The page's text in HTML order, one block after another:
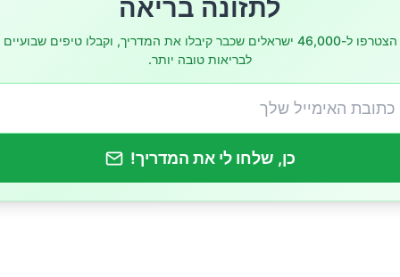
מופחת ללקות במחלה ניוונית של מרכז הראייה (ניוון
לתזונה בריאה
הצטרפו ל-46,000 ישראלים שכבר קיבלו את המדריך, וקבלו טיפים שבועיים
לבריאות טובה יותר.
כן, שלחו לי את המדריך!